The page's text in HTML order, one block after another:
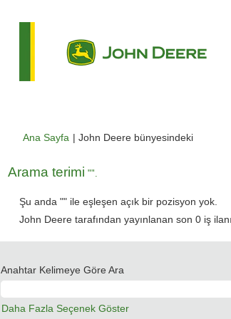
Ana Sayfa | John Deere bünyesindeki(mevcut
Arama terimi "".
Şu anda "" ile eşleşen açık bir pozisyon yok.
John Deere tarafından yayınlanan son 0 iş
Anahtar Kelimeye Göre Ara
Daha Fazla Seçenek Göster